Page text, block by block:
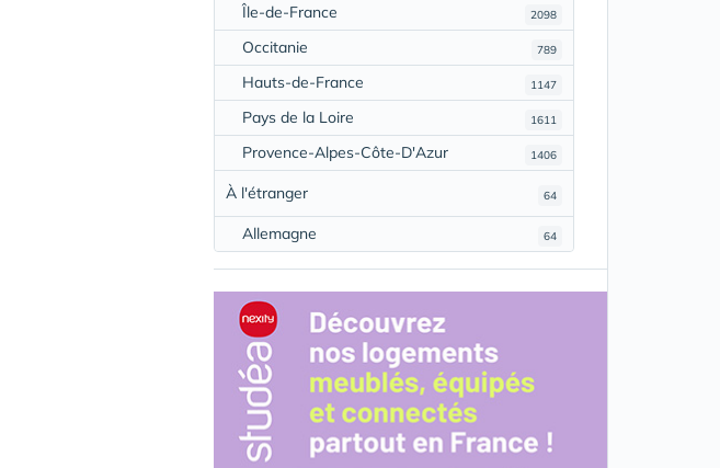
2098
Île-de-France
789
Occitanie
1147
Hauts-de-France
1611
Pays de la Loire
1406
Provence-Alpes-Côte-D'Azur
64
À l'étranger
64
Allemagne